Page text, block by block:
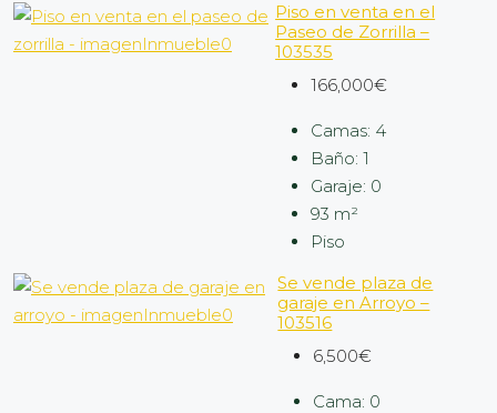
Piso en venta en el
Paseo de Zorrilla –
103535
166,000€
Camas: 4
Baño: 1
Garaje: 0
93 m²
Piso
Se vende plaza de
garaje en Arroyo –
103516
6,500€
Cama: 0